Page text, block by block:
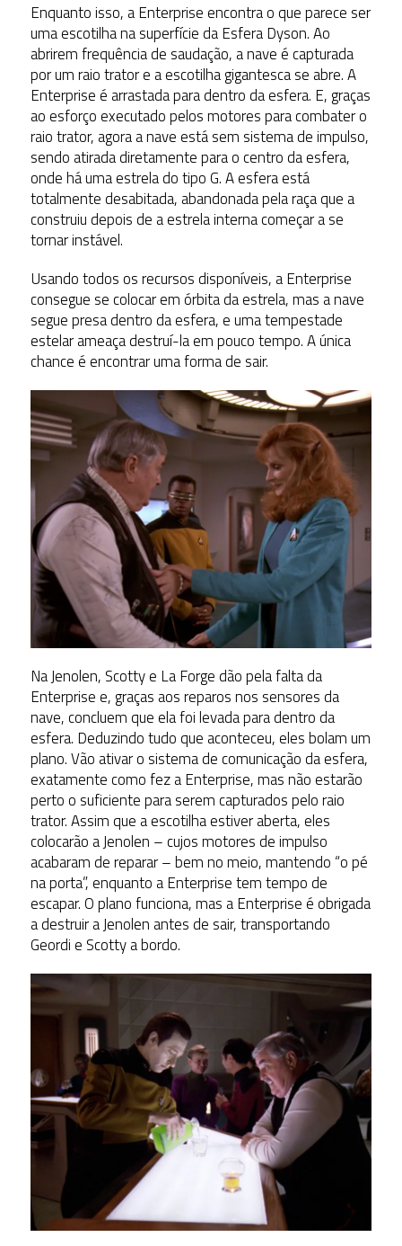
Enquanto isso, a Enterprise encontra o que parece ser
uma escotilha na superfície da Esfera Dyson. Ao
abrirem frequência de saudação, a nave é capturada
por um raio trator e a escotilha gigantesca se abre. A
Enterprise é arrastada para dentro da esfera. E, graças
ao esforço executado pelos motores para combater o
raio trator, agora a nave está sem sistema de impulso,
sendo atirada diretamente para o centro da esfera,
onde há uma estrela do tipo G. A esfera está
totalmente desabitada, abandonada pela raça que a
construiu depois de a estrela interna começar a se
tornar instável.
Usando todos os recursos disponíveis, a Enterprise
consegue se colocar em órbita da estrela, mas a nave
segue presa dentro da esfera, e uma tempestade
estelar ameaça destruí-la em pouco tempo. A única
chance é encontrar uma forma de sair.
Na Jenolen, Scotty e La Forge dão pela falta da
Enterprise e, graças aos reparos nos sensores da
nave, concluem que ela foi levada para dentro da
esfera. Deduzindo tudo que aconteceu, eles bolam um
plano. Vão ativar o sistema de comunicação da esfera,
exatamente como fez a Enterprise, mas não estarão
perto o suficiente para serem capturados pelo raio
trator. Assim que a escotilha estiver aberta, eles
colocarão a Jenolen – cujos motores de impulso
acabaram de reparar – bem no meio, mantendo “o pé
na porta”, enquanto a Enterprise tem tempo de
escapar. O plano funciona, mas a Enterprise é obrigada
a destruir a Jenolen antes de sair, transportando
Geordi e Scotty a bordo.